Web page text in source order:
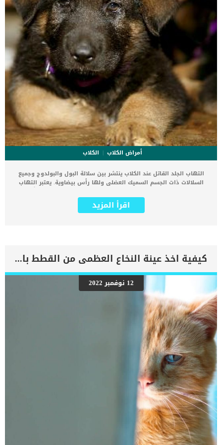
أمراض الكلاب
الكلاب
التهاب الجلد القاتل عند الكلاب ينتشر بين سلالة البول والبولدوج وجميع
السلالات ذات الجسم السميك العضلى ولها رأس بيضاوية. يعتبر التهاب
غضون بضعة أشهر. لا يوجد علاج فعال لالتهاب الجلد القاتل ، ولكن هناك
بعض العلاجات والأدوية التي يمكن استخدامها للمساعدة في إبطاء الضرر
الأبيض والفراء بسبب نقص الصباغ. يتسبب هذا المرض في تأخر شديد في
النمو وسماكة الجلد وبثور مؤلمة على الكمامة والعينين والأنف والأذنين
والقدمين والأغشية المخاطية مما يؤدي في النهاية إلى الالتهاب الرئوي
اسابيع حيث يبدو اقل فى الحجم من اقرانه. اعراض التهاب الجلد القاتل
عند الكلاب جلد سميك في الساقين والقدمين القرح المؤلمة على أصابع
القدم بثور وآفات على الوجه والأغشية المخاطية (الشفتين والأنف والفم
والأعضاء التناسلية والحلق) النمو البطيء الوقوف مع تباعد الساقين
الأظافر المشوهة والمكسورة إسهال خمول اكتئاب صعوبة في الأكل […]
اقرأ المزيد
كيفية اخذ عينة النخاع العظمى من القطط بالتفاصيل
12 نوفمبر 2022